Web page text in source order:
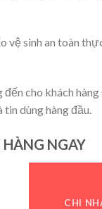
vệ sinh an toàn
cho khách
dùng hàng đầu.
NGAY
CHI